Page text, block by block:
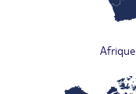
Afrique